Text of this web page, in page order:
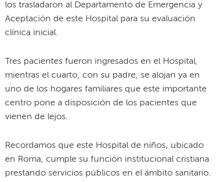
los trasladaron al Departamento de Emergencia y
Aceptación de este Hospital para su evaluación
clínica inicial.
Tres pacientes fueron ingresados en el Hospital,
mientras el cuarto, con su padre, se alojan ya en
uno de los hogares familiares que este importante
centro pone a disposición de los pacientes que
vienen de lejos.
Recordamos que este Hospital de niños, ubicado
en Roma, cumple su función institucional cristiana
prestando servicios públicos en el ámbito sanitario.